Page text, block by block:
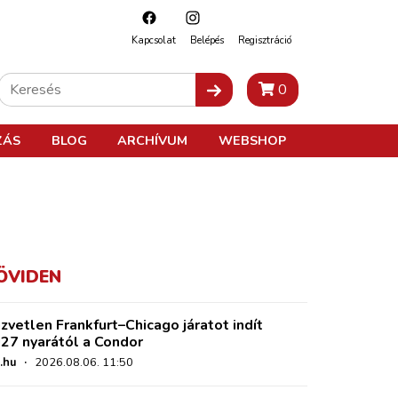
Kapcsolat Belépés Regisztráció
0
BLOG ARCHÍVUM WEBSHOP
Frankfurt–Chicago járatot indít
nyarától a Condor
· 2026.08.06. 11:50